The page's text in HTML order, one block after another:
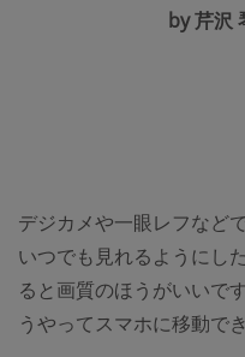
by 芹沢
デジカメや一眼レフなど
いつでも見れるようにし
ると画質のほうがいいで
うやってスマホに移動で